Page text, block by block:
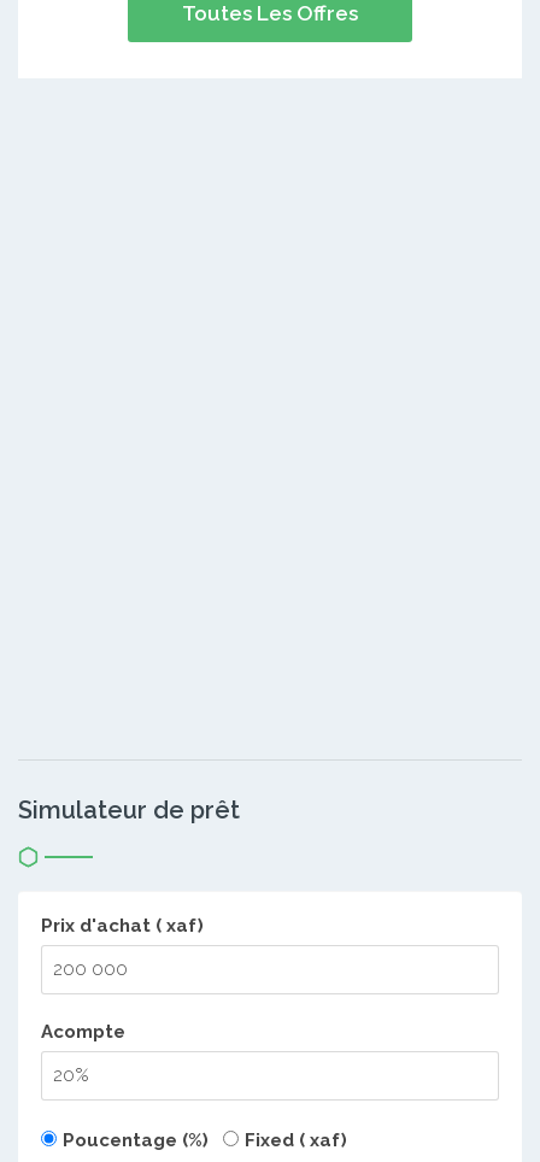
Toutes Les Offres
Simulateur de prêt
Prix d'achat ( xaf)
Acompte
Poucentage (%) Fixed ( xaf)